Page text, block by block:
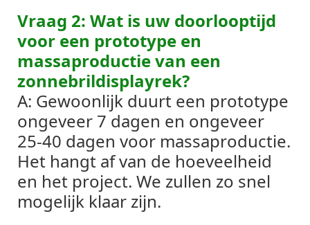
Vraag 2: Wat is uw doorlooptijd
voor een prototype en
massaproductie van een
zonnebrildisplayrek?
A: Gewoonlijk duurt een prototype
ongeveer 7 dagen en ongeveer
25-40 dagen voor massaproductie.
Het hangt af van de hoeveelheid
en het project. We zullen zo snel
mogelijk klaar zijn.